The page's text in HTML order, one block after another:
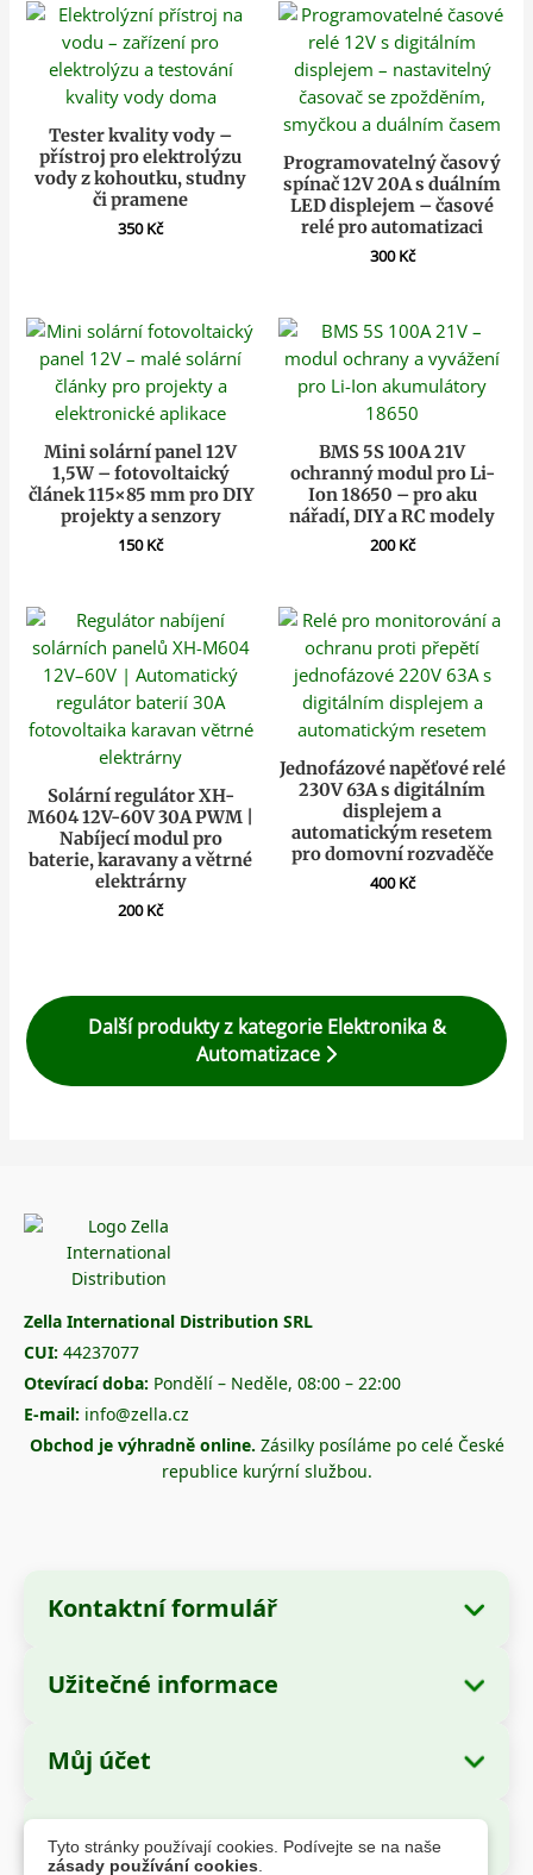
Tyto stránky používají cookies. Podívejte se na naše
zásady používání cookies
Tester kvality vody –
přístroj pro elektrolýzu
vody z kohoutku, studny
či pramene
350Kč
Programovatelný časový
spínač 12V 20A s duálním
LED displejem – časové
relé pro automatizaci
300Kč
Mini solární panel 12V
1,5W – fotovoltaický
článek 115×85 mm pro DIY
projekty a senzory
150Kč
BMS 5S 100A 21V
ochranný modul pro Li-
Ion 18650 – pro aku
nářadí, DIY a RC modely
200Kč
Solární regulátor XH-
M604 12V-60V 30A PWM |
Nabíjecí modul pro
baterie, karavany a větrné
elektrárny
200Kč
Jednofázové napěťové relé
230V 63A s digitálním
displejem a
automatickým resetem
pro domovní rozvaděče
400Kč
Další produkty z kategorie Elektronika &
Automatizace
Zella International Distribution SRL
CUI: 44237077
Otevírací doba: Pondělí – Neděle, 08:00 – 22:00
E-mail: info@zella.cz
Obchod je výhradně online. Zásilky posíláme po celé České
republice kurýrní službou.
Kontaktní formulář
Název společnosti:
Distribution SRL
Sídlo:Strada Cuza Vodă nr. 97, Sector 4,
București, 040283, România
Užitečné informace
Jak objednávat?
Způsoby platby
Informace o dopravě
Můj účet
Moje objednávky
Osobní údaje
Bezpečné platby